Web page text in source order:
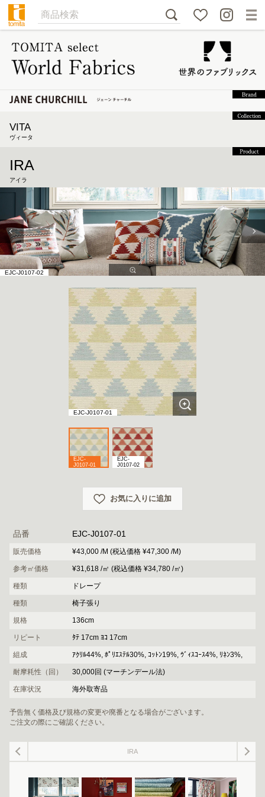
VITA
ヴィータ
IRA
アイラ
EJC-J0107-02
EJC-J0107-01
EJC-
J0107-01
EJC-
J0107-02
お気に入りに追加
品番 EJC-J0107-01
販売価格 ¥43,000 /M (税込価格 ¥47,300 /M)
参考㎡価格 ¥31,618 /㎡ (税込価格 ¥34,780 /㎡)
種類 ドレープ
種類 椅子張り
規格 136cm
リピート ﾀﾃ 17cm ﾖｺ 17cm
組成 ｱｸﾘﾙ44%, ﾎﾟﾘｴｽﾃﾙ30%, ｺｯﾄﾝ19%, ｳﾞｨｽｺｰｽ4%, ﾘﾈﾝ3%,
耐摩耗性（回） 30,000回 (マーチンデール法)
在庫状況 海外取寄品
予告無く価格及び規格の変更や廃番となる場合がございます。
ご注文の際にご確認ください。
IRA